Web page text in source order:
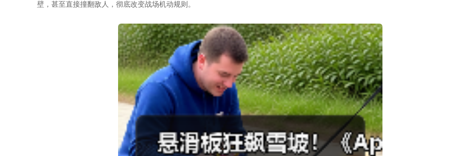
壁，甚至直接撞翻敌人，彻底改变战场机动规则。